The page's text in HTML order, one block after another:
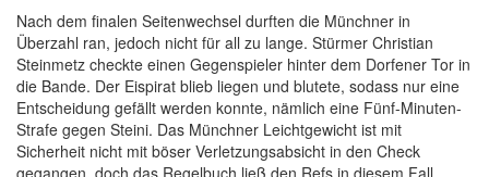
Nach dem finalen Seitenwechsel durften die Münchner in
Überzahl ran, jedoch nicht für all zu lange. Stürmer Christian
Steinmetz checkte einen Gegenspieler hinter dem Dorfener Tor in
die Bande. Der Eispirat blieb liegen und blutete, sodass nur eine
Entscheidung gefällt werden konnte, nämlich eine Fünf-Minuten-
Strafe gegen Steini. Das Münchner Leichtgewicht ist mit
Sicherheit nicht mit böser Verletzungsabsicht in den Check
gegangen, doch das Regelbuch ließ den Refs in diesem Fall